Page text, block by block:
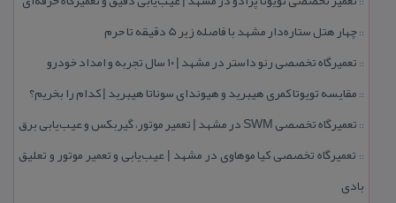
::چهار هتل‌ ستاره‌دار مشهد با فاصله زیر 5 دقیقه تا حرم
:: تعمیرگاه تخصصی رنو داستر در مشهد | ۱۰ سال تجربه و امداد خودرو
:: مقایسه تویوتا كمری هیبرید و هیوندای سوناتا هیبرید | كدام را بخریم؟
:: تعمیرگاه تخصصی SWM در مشهد | تعمیر موتور، گیربكس و عیب‌یابی برق
:: تعمیرگاه تخصصی كیا موهاوی در مشهد | عیب‌یابی و تعمیر موتور و تعلیق
بادی